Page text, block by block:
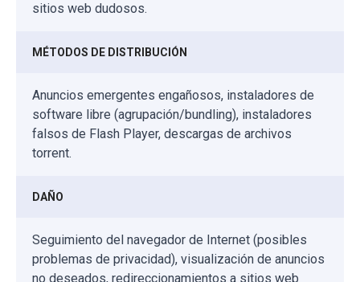
sitios web dudosos.
MÉTODOS DE DISTRIBUCIÓN
Anuncios emergentes engañosos, instaladores de
software libre (agrupación/bundling), instaladores
falsos de Flash Player, descargas de archivos
torrent.
DAÑO
Seguimiento del navegador de Internet (posibles
problemas de privacidad), visualización de anuncios
no deseados, redireccionamientos a sitios web